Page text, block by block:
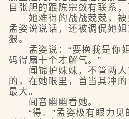
目张胆的跟陈宗敛有联系，
她难得的战战兢兢，被
孟姿说说话，还被调侃她
狠。
孟姿说：“要换我是你姐
码得扇十个才解气。”
闻锦护妹妹，不管两人
的，在她眼里，首当其冲
最大。
闻音幽幽看她。
“得。”孟姿极有眼力见